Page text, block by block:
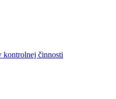
kontrolnej činnosti